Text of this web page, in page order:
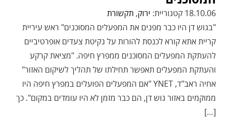
18.10.06 קטגוריית: ירוק, תקשורת
"בגוש דן היו כבר מפנים את המפעלים המסוכנים" ראש עיריית
קריית אתא קורא לכנסת להורות על נקיטת צעדים אופרטיביים
להעתקת המפעלים המסוכנים ממפרץ חיפה. "מציאת קרקע
והעתקת המפעלים תאפשר תחילתו של תהליך לשיקום האזור"
אחיה ראב"ד, YNET "אם המפעלים הפועלים במפרץ חיפה היו
ממוקמים באזור גוש דן, הם כבר מזמן לא היו עומדים במקום". כך
[…]